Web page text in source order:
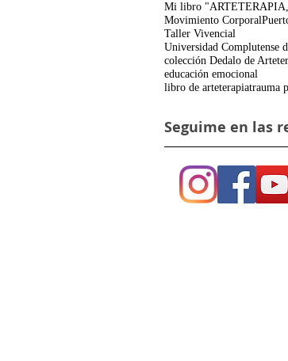
Movimiento Corporal
Taller Vivencial
Universidad Complutense
colección Dedalo de
educación emocional
libro de arteterapiatrauma
Seguime en las